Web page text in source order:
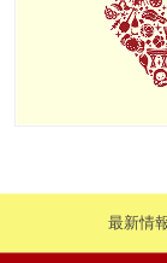
最新情